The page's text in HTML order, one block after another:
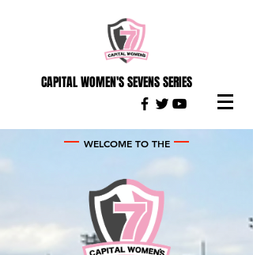
CAPITAL WOMEN'S SEVENS SERIES
WELCOME TO THE